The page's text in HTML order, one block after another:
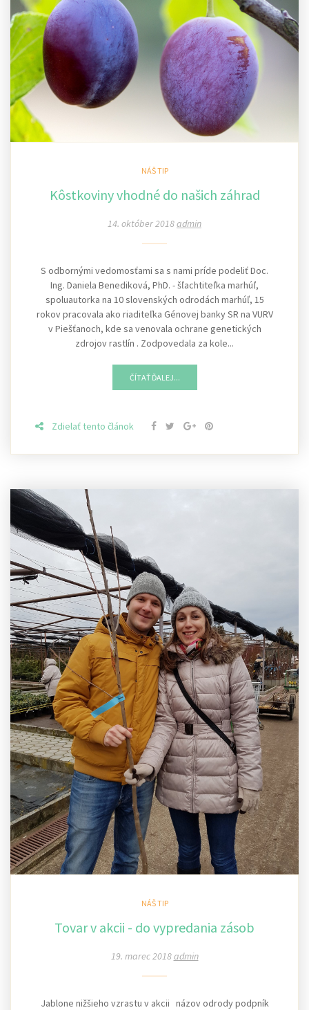
NÁŠ TIP
Kôstkoviny vhodné do našich záhrad
14. október 2018admin
S odbornými vedomosťami sa s nami príde podeliť Doc.
Ing. Daniela Benediková, PhD. - šľachtiteľka marhúľ,
spoluautorka na 10 slovenských odrodách marhúľ, 15
rokov pracovala ako riaditeľka Génovej banky SR na VURV
v Piešťanoch, kde sa venovala ochrane genetických
zdrojov rastlín . Zodpovedala za kole...
ČÍTAŤ ĎALEJ...
Zdielať tento článok
NÁŠ TIP
Tovar v akcii - do vypredania zásob
19. marec 2018admin
Jablone nižšieho vzrastu v akcii názov odrody podpník